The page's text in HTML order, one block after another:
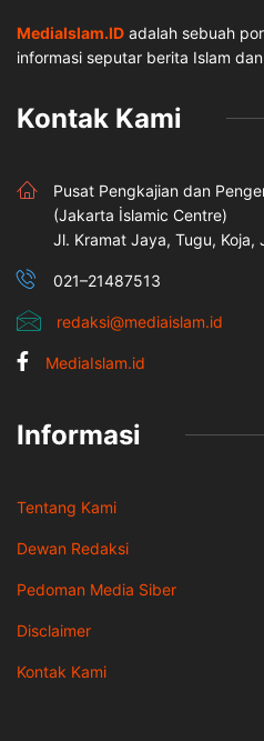
MediaIslam.ID adalah sebuah
informasi seputar berita Islam
Kontak Kami
Pusat Pengkajian dan
(Jakarta İslamic Centre)
Jl. Kramat Jaya, Tugu, Koja,
021–21487513
redaksi@mediaislam.id
MediaIslam.id
Informasi
Tentang Kami
Dewan Redaksi
Pedoman Media Siber
Disclaimer
Kontak Kami